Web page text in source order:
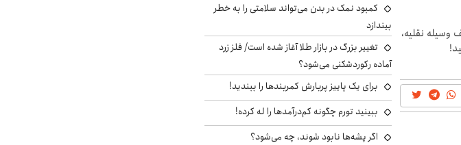
وسیله نقلیه،
کمبود نمک در بدن می‌تواند سلامتی را به خطر
بیندازد
تغییر بزرگ در بازار طلا آغاز شده است/ فلز زرد
آماده رکوردشکنی می‌شود؟
برای یک پاییز پربارش کمربندها را ببندید!
ببینید تورم چگونه کم‌درآمدها را له کرده!
اگر پشه‌ها نابود شوند، چه می‌شود؟